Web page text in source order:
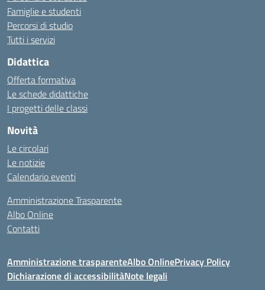
Famiglie e studenti
Percorsi di studio
Tutti i servizi
Didattica
Offerta formativa
Le schede didattiche
I progetti delle classi
Novità
Le circolari
Le notizie
Calendario eventi
Amministrazione Trasparente
Albo Online
Contatti
Amministrazione trasparenteAlbo OnlinePrivacy Policy
Dichiarazione di accessibilitàNote legali